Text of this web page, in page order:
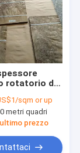
rotatorio di
della noce
sqm or up
metri quadri
prezzo